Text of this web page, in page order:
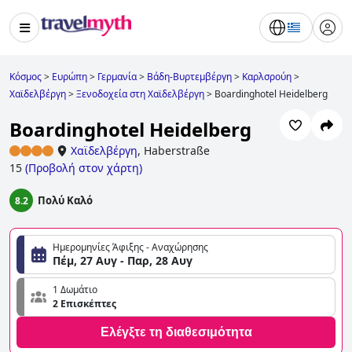
Κόσμος> Ευρώπη> Γερμανία> Βάδη-Βυρτεμβέργη> Καρλσρούη>
Χαϊδελβέργη>Ξενοδοχεία στη Χαϊδελβέργη> Boardinghotel Heidelberg
Boardinghotel Heidelberg
Χαϊδελβέργη, Haberstraße
15 (Προβολή στον χάρτη)
8.2 Πολύ Καλό
Ημερομηνίες Άφιξης - Αναχώρησης
Πέμ, 27 Αυγ - Παρ, 28 Αυγ
1 Δωμάτιο
2 Επισκέπτες
Ελέγξτε τη διαθεσιμότητα